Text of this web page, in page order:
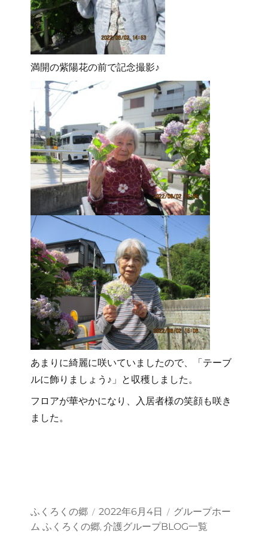
満開の紫陽花の前で記念撮影♪
あまりに綺麗に咲いていましたので、「テーブ
ルに飾りましょう♪」と収穫しました。
フロアが華やかになり、入居者様の笑顔も咲き
ました。
投
稿
ふくろくの郷
投
稿
日:
2022年6月4日
カ
テ
グループホー
ム ふくろくの郷,介護グループBLOG一覧